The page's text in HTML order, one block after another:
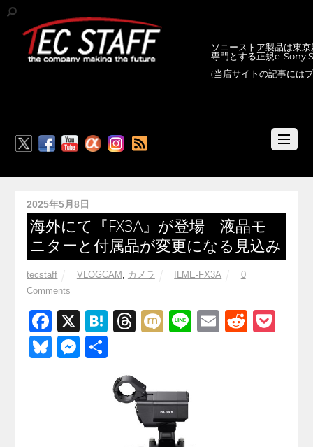
ソニーストア製品は東
専門とする正規e-Sony
(当店サイトの記事には
2025年5月8日
海外にて『FX3A』が登場 液晶モ
ニターと付属品が変更になる見込み
tecstaff VLOGCAM , カメラ ILME-FX3A
0
Comments
F
a
c
X
H
n
a
T
a
d
s
M
Li
E
R
Bl
M
有